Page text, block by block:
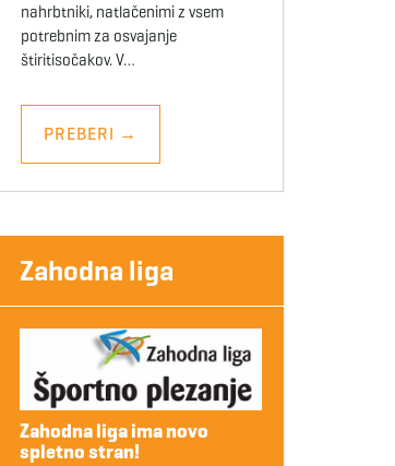
nahrbtniki, natlačenimi z vsem
potrebnim za osvajanje
štiritisočakov. V…
PREBERI →
Zahodna liga
Zahodna liga ima novo
spletno stran!